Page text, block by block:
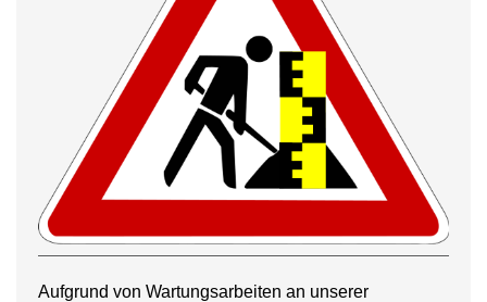
Aufgrund von Wartungsarbeiten an unserer